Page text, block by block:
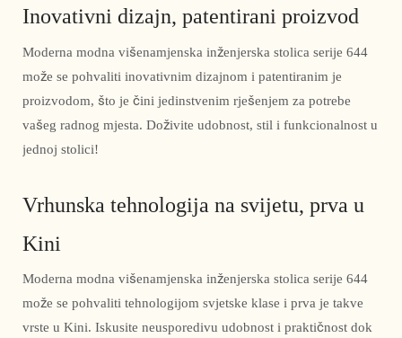
Inovativni dizajn, patentirani proizvod
Moderna modna višenamjenska inženjerska stolica serije 644
može se pohvaliti inovativnim dizajnom i patentiranim je
proizvodom, što je čini jedinstvenim rješenjem za potrebe
vašeg radnog mjesta. Doživite udobnost, stil i funkcionalnost u
jednoj stolici!
Vrhunska tehnologija na svijetu, prva u
Kini
Moderna modna višenamjenska inženjerska stolica serije 644
može se pohvaliti tehnologijom svjetske klase i prva je takve
vrste u Kini. Iskusite neusporedivu udobnost i praktičnost dok